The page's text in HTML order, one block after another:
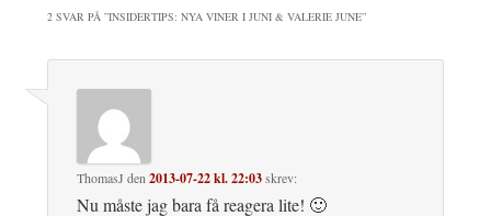
2 SVAR PÅ ”INSIDERTIPS: NYA VINER I JUNI & VALERIE JUNE”
ThomasJ den 2013-07-22 kl. 22:03skrev:
Nu måste jag bara få reagera lite! 🙂